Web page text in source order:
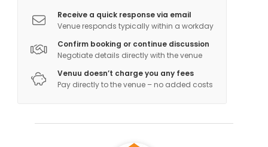
Receive a quick response via email
Venue responds typically within a workday
Confirm booking or continue discussion
Negotiate details directly with the venue
Venuu doesn’t charge you any fees
Pay directly to the venue – no added costs